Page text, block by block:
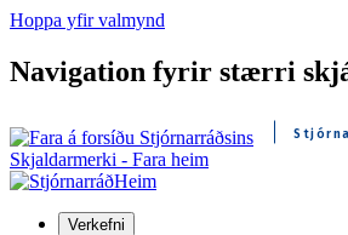
Hoppa yfir valmynd
Navigation fyrir stærri
Skjaldarmerki - Fara heim
Heim
Verkefni